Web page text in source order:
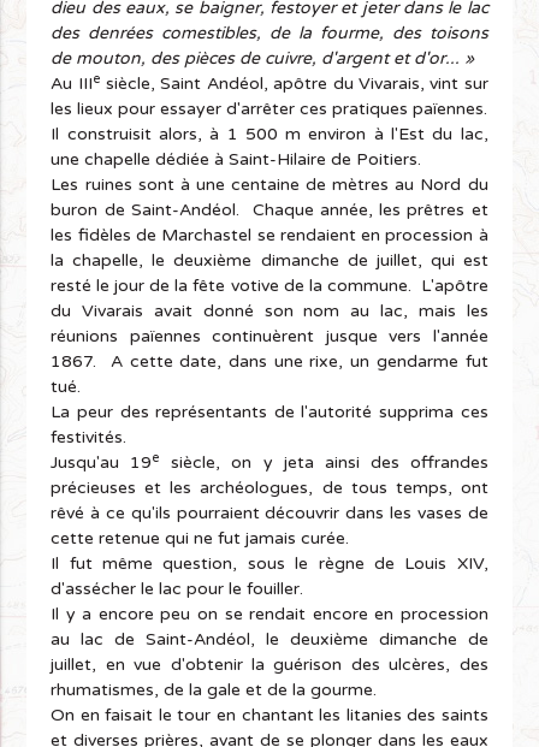
dieu des eaux, se baigner, festoyer et jeter dans le lac
des denrées comestibles, de la fourme, des toisons
de mouton, des pièces de cuivre, d'argent et d'or... »
Au IIIe siècle, Saint Andéol, apôtre du Vivarais, vint sur
les lieux pour essayer d'arrêter ces pratiques païennes.
Il construisit alors, à 1 500 m environ à l'Est du lac,
une chapelle dédiée à Saint-Hilaire de Poitiers.
Les ruines sont à une centaine de mètres au Nord du
buron de Saint-Andéol. Chaque année, les prêtres et
les fidèles de Marchastel se rendaient en procession à
la chapelle, le deuxième dimanche de juillet, qui est
resté le jour de la fête votive de la commune. L'apôtre
du Vivarais avait donné son nom au lac, mais les
réunions païennes continuèrent jusque vers l'année
1867. A cette date, dans une rixe, un gendarme fut
tué.
La peur des représentants de l'autorité supprima ces
festivités.
Jusqu'au 19e
siècle, on y jeta ainsi des offrandes
précieuses et les archéologues, de tous temps, ont
rêvé à ce qu'ils pourraient découvrir dans les vases de
cette retenue qui ne fut jamais curée.
Il fut même question, sous le règne de Louis XIV,
d'assécher le lac pour le fouiller.
Il y a encore peu on se rendait encore en procession
au lac de Saint-Andéol, le deuxième dimanche de
juillet, en vue d'obtenir la guérison des ulcères, des
rhumatismes, de la gale et de la gourme.
On en faisait le tour en chantant les litanies des saints
et diverses prières, avant de se plonger dans les eaux